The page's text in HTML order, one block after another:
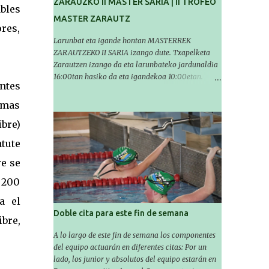
se
el
MASTER ZARAUTZ
Larunbat eta igande hontan MASTERREK
ZARAUTZEKO II SARIA izango dute. Txapelketa
Zarautzen izango da eta larunbateko jardunaldia
16:00tan hasiko da eta igandekoa 10:00etan.
kiroldegia). SERIEAK
###################################
# Este sábado y domingo los MASTERS tendrán el
II TROFEO MASTER DE ZARAUTZ. La competición
se celebrará en Zarautz a las 16:00 la jornada del
sabado y a las 10:00 la del domingo. Los/las
nadadores/as tendrán que estar en la piscina a las
14:30 el sabado y a las 8:30 el domingo
(polideportivo Aritzbatalde). SERIES
Doble cita para este fin de semana
A lo largo de este fin de semana los componentes
del equipo actuarán en diferentes citas: Por un
lado, los junior y absolutos del equipo estarán en